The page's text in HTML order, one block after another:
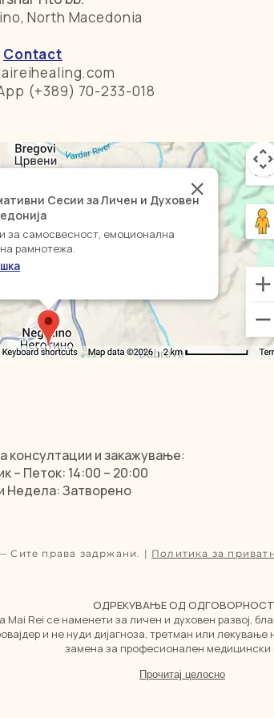
North Macedonia
Contact
(+389) 70-233-018
Сесии за Личен и Духовен
за самосвесност, емоционална
рамнотежа.
консултации и закажување:
– Петок: 14:00 – 20:00
Недела: Затворено
Сите права задржани. | Политика за
ОДРЕКУВАЊЕ ОД
Mai Rei се наменети за личен и духовен развој,
и не нуди дијагноза, третман или
замена за професионален медицински
Прочитај целосно